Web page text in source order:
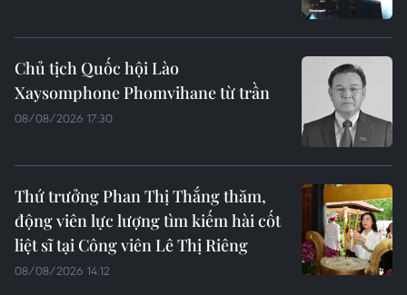
Chủ tịch Quốc hội Lào
Xaysomphone Phomvihane từ trần
08/08/2026 17:30
Thứ trưởng Phan Thị Thắng thăm,
động viên lực lượng tìm kiếm hài cốt
liệt sĩ tại Công viên Lê Thị Riêng
08/08/2026 14:12